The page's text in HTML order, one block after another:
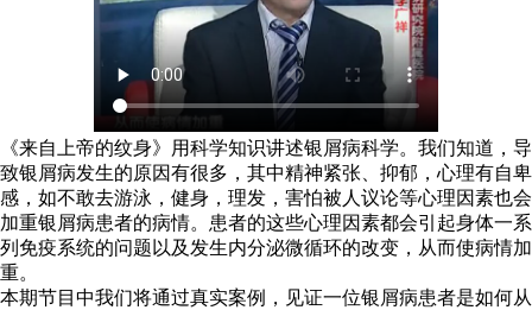
《来自上帝的纹身》用科学知识讲述银屑病科学。我们知道，导
致银屑病发生的原因有很多，其中精神紧张、抑郁，心理有自卑
感，如不敢去游泳，健身，理发，害怕被人议论等心理因素也会
加重银屑病患者的病情。患者的这些心理因素都会引起身体一系
列免疫系统的问题以及发生内分泌微循环的改变，从而使病情加
重。
本期节目中我们将通过真实案例，见证一位银屑病患者是如何从